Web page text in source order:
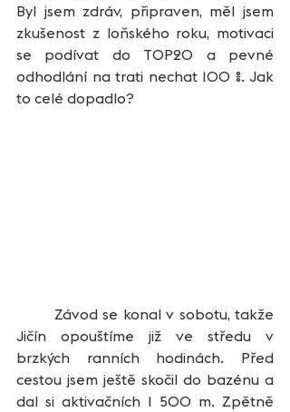
Byl jsem zdráv, připraven, měl jsem
zkušenost z loňského roku, motivaci
se podívat do TOP20 a pevné
odhodlání na trati nechat 100 %. Jak
to celé dopadlo?
Jičín opouštíme již ve středu v
brzkých ranních hodinách. Před
cestou jsem ještě skočil do bazénu a
dal si aktivačních 1 500 m. Zpětně